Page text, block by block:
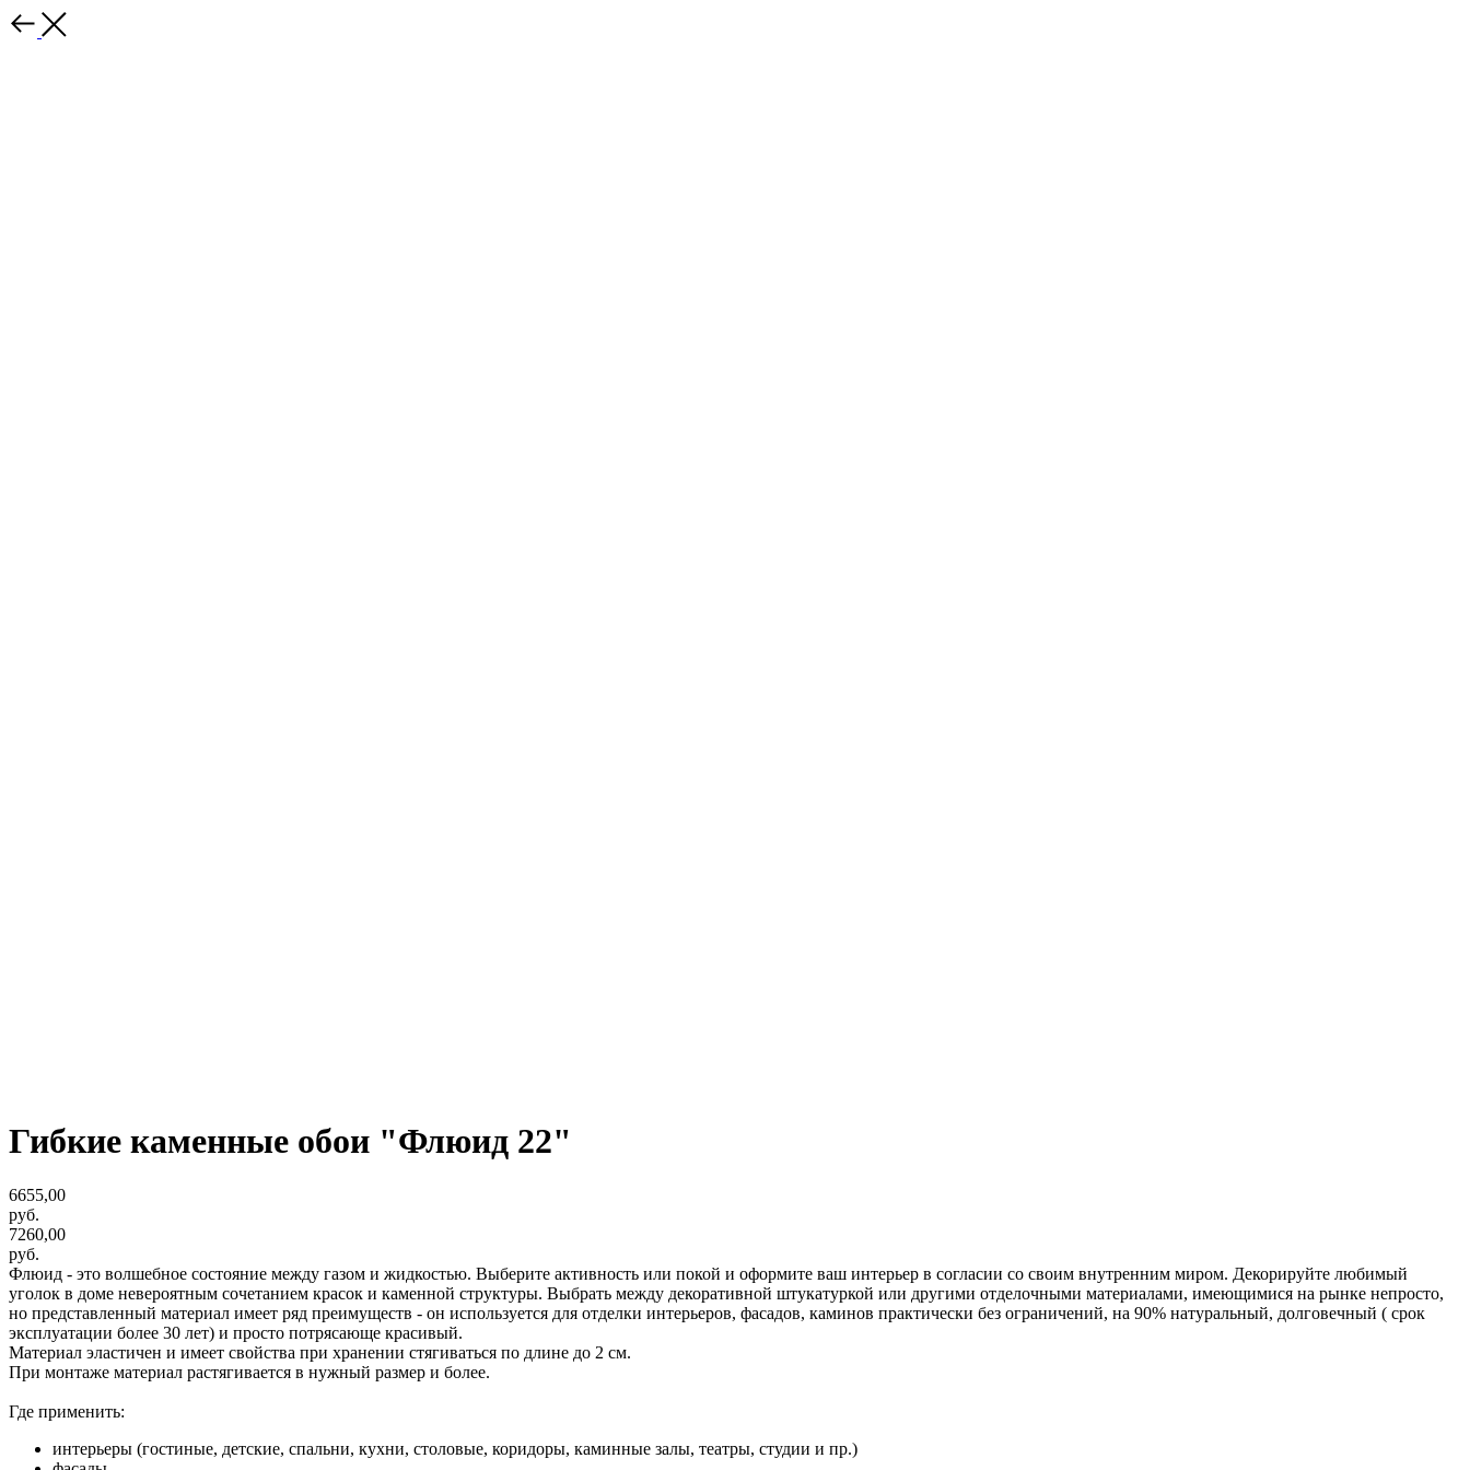
Гибкие каменные обои "Флюид 22"
6655,00
руб.
7260,00
руб.
Флюид - это волшебное состояние между газом и жидкостью. Выберите активность или покой и оформите ваш интерьер в согласии со своим внутренним миром. Декорируйте любимый
уголок в доме невероятным сочетанием красок и каменной структуры. Выбрать между декоративной штукатуркой или другими отделочными материалами, имеющимися на рынке непросто,
но представленный материал имеет ряд преимуществ - он используется для отделки интерьеров, фасадов, каминов практически без ограничений, на 90% натуральный, долговечный ( срок
эксплуатации более 30 лет) и просто потрясающе красивый.
Материал эластичен и имеет свойства при хранении стягиваться по длине до 2 см.
При монтаже материал растягивается в нужный размер и более.
Где применить:
интерьеры (гостиные, детские, спальни, кухни, столовые, коридоры, каминные залы, театры, студии и пр.)